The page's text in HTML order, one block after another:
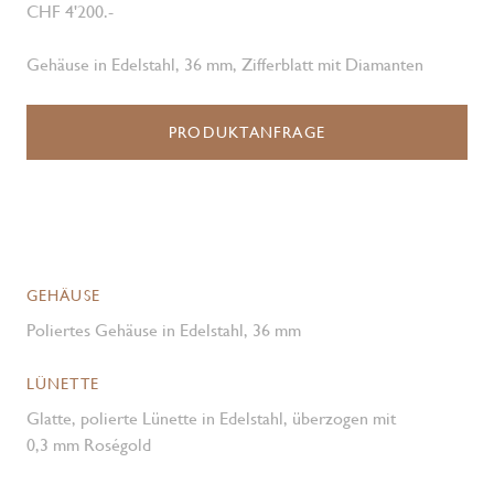
CHF 4'200.-
Gehäuse in Edelstahl, 36 mm, Zifferblatt mit Diamanten
PRODUKTANFRAGE
GEHÄUSE
Poliertes Gehäuse in Edelstahl, 36 mm
LÜNETTE
Glatte, polierte Lünette in Edelstahl, überzogen mit
0,3 mm Roségold